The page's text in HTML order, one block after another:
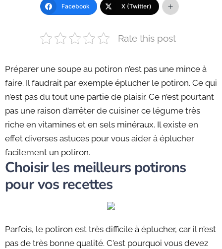
Facebook X (Twitter)
Rate this post
Préparer une soupe au potiron n’est pas une mince à
faire. Il faudrait par exemple éplucher le potiron. Ce qui
n’est pas du tout une partie de plaisir. Ce n’est pourtant
pas une raison d’arrêter de cuisiner ce légume très
riche en vitamines et en sels minéraux. Il existe en
effet diverses astuces pour vous aider à éplucher
facilement un potiron.
Choisir les meilleurs potirons
pour vos recettes
Parfois, le potiron est très difficile à éplucher, car il n’est
pas de très bonne qualité. C'est pourquoi vous devez